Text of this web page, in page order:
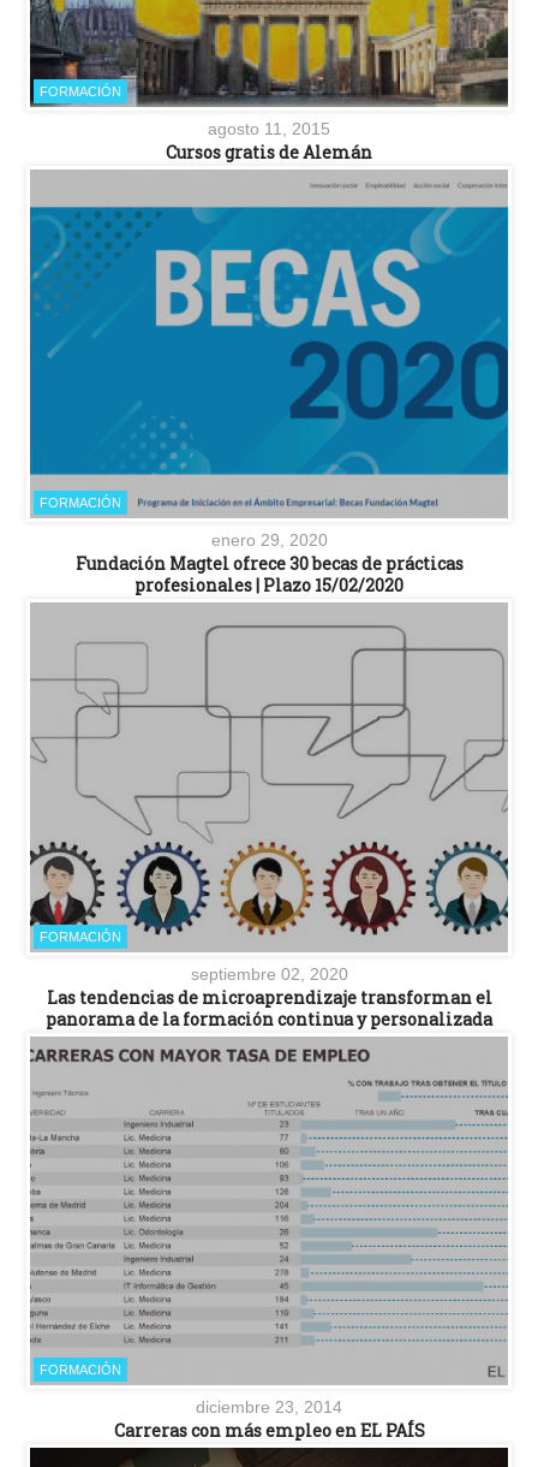
FORMACIÓN
agosto 11, 2015
Cursos gratis de Alemán
FORMACIÓN
enero 29, 2020
Fundación Magtel ofrece 30 becas de prácticas
profesionales | Plazo 15/02/2020
FORMACIÓN
septiembre 02, 2020
Las tendencias de microaprendizaje transforman el
panorama de la formación continua y personalizada
FORMACIÓN
diciembre 23, 2014
Carreras con más empleo en EL PAÍS